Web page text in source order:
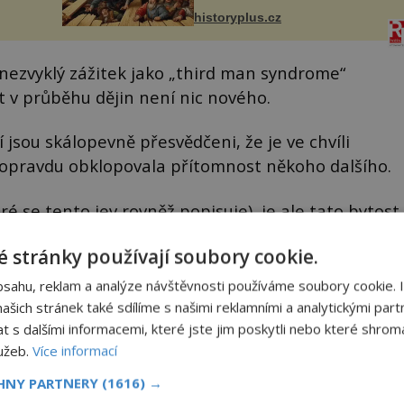
stal prostředníkem při řešení
sporu m...
historyplus.cz
zážitek jako „third man syndrome“
v průběhu dějin není nic nového.
skálopevně přesvědčeni, že je ve chvíli
obklopovala přítomnost někoho dalšího.
se tento jev rovněž popisuje), je ale tato bytost
stránky používají soubory cookie.
reklam a analýze návštěvnosti používáme soubory cookie.
stránek také sdílíme s našimi reklamními a analytickými
s dalšími informacemi, které jste jim poskytli nebo které
Více informací
PARTNERY (1616) →